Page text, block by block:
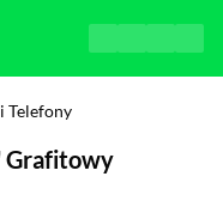
Telefony
Grafitowy